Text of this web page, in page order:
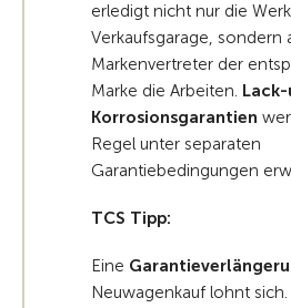
erledigt nicht nur die
Verkaufsgarage, sondern
Markenvertreter der
Marke die Arbeiten.
Korrosionsgarantien
Regel unter separaten
Garantiebedingungen
TCS Tipp:
Eine
Neuwagenkauf lohnt